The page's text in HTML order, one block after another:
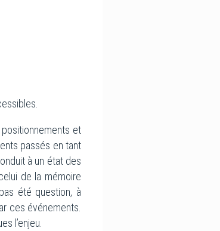
et
passés en tant
à un état des
de la mémoire
été question, à
ces événements.
l’enjeu.